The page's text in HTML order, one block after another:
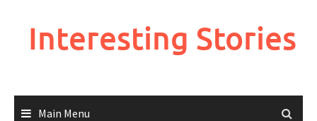
Interesting Stories
Main Menu